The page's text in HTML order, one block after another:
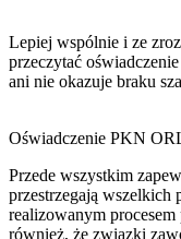
Lepiej wspólnie i ze
przeczytać
ani nie okazuje braku
Oświadczenie PKN
Przede wszystkim
przestrzegają
realizowanym procesem
również, że związki